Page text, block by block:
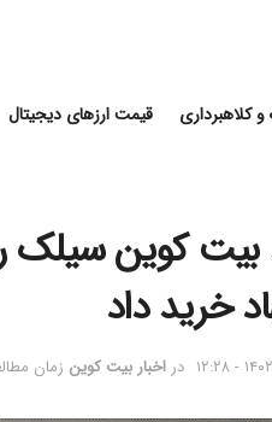
کلاهبرداری قیمت ارزهای دیجیتال
واحد بیت کوین‌
خرید داد
در اخبار بیت کوین زمان مطالعه: ۱